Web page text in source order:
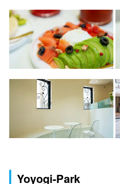
Yoyogi-Park